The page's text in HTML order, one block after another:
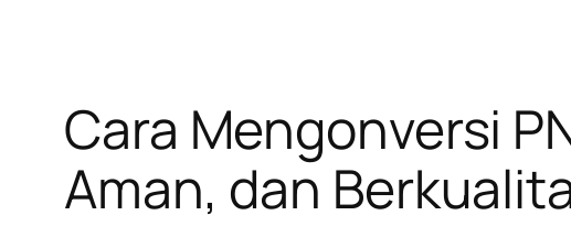
Cara Mengonversi
Aman, dan